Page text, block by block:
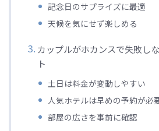
記念日のサプライズに最適
天候を気にせず楽しめる
カップルがホカンスで失敗し
ト
土日は料金が変動しやすい
人気ホテルは早めの予約が必
部屋の広さを事前に確認